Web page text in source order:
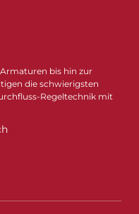
bis hin zur
die schwierigsten
Regeltechnik mit